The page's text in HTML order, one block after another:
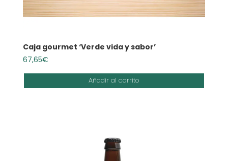
Caja gourmet ‘Verde vida y sabor’
67,65€
Añadir al carrito